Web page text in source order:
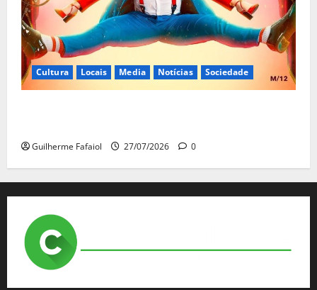
Cultura Locais Media Notícias Sociedade
Guilherme Fafaiol 27/07/2026 0